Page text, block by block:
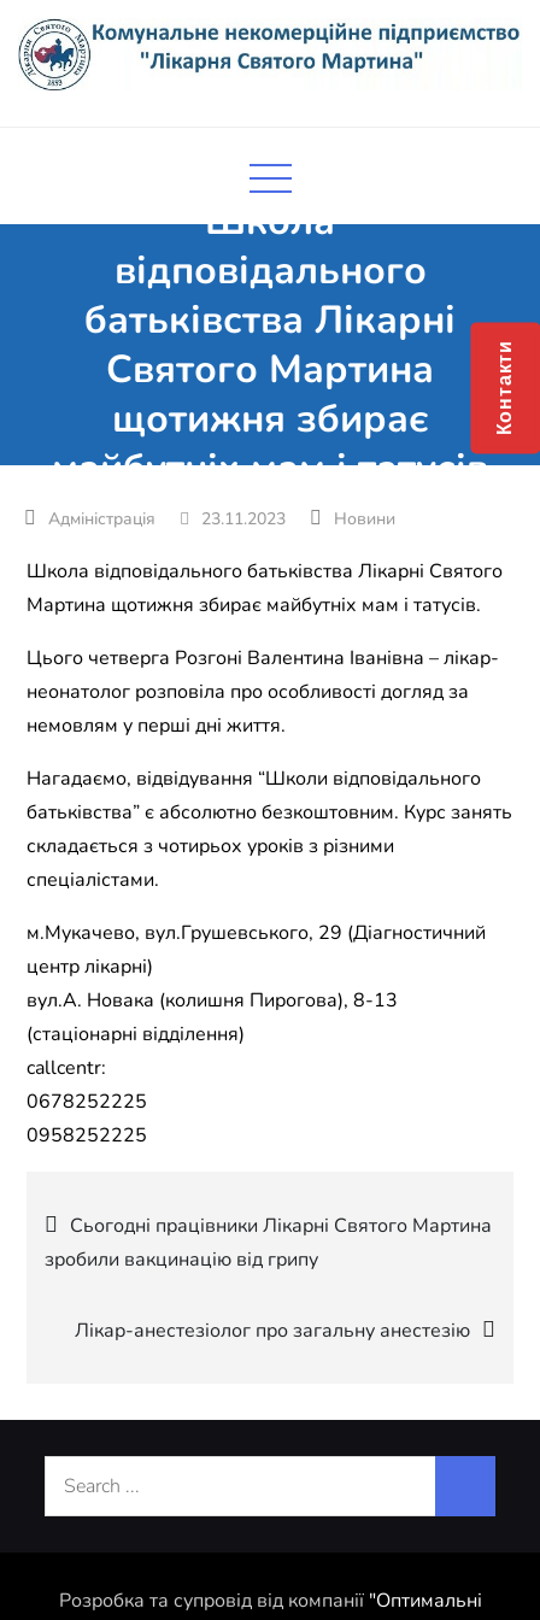
content
підприємство "Лікарня Святого
Школа
відповідального
батьківства Лікарні
Святого Мартина
щотижня збирає
майбутніх мам і татусів
23.11.2023 Новини
Школа відповідального батьківства Лікарні Святого
Мартина щотижня збирає майбутніх мам і татусів.
Цього четверга Розгоні Валентина Іванівна – лікар-
неонатолог розповіла про особливості догляд за
немовлям у перші дні життя.
Нагадаємо, відвідування “Школи відповідального
батьківства” є абсолютно безкоштовним. Курс занять
складається з чотирьох уроків з різними
спеціалістами.
м.Мукачево, вул.Грушевського, 29 (Діагностичний
центр лікарні)
вул.А. Новака (колишня Пирогова), 8-13
(стаціонарні відділення)
callcentr:
0678252225
0958252225
Навігація
записів
Сьогодні працівники Лікарні Святого Мартина
зробили вакцинацію від грипу
Лікар-анестезіолог про загальну анестезію
Search
Розробка та супровід від компанії "Оптимальні
Контакти